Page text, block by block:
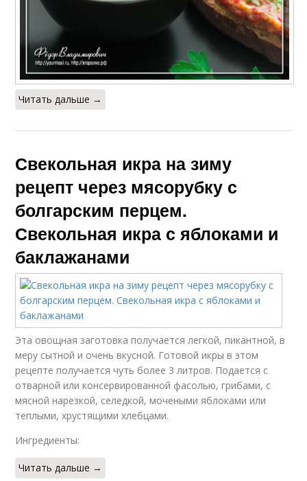
Читать дальше →
Свекольная икра на зиму
рецепт через мясорубку с
болгарским перцем.
Свекольная икра с яблоками и
баклажанами
Эта овощная заготовка получается легкой, пикантной, в
меру сытной и очень вкусной. Готовой икры в этом
рецепте получается чуть более 3 литров. Подается с
отварной или консервированной фасолью, грибами, с
мясной нарезкой, селедкой, мочеными яблоками или
теплыми, хрустящими хлебцами.
Ингредиенты:
Читать дальше →